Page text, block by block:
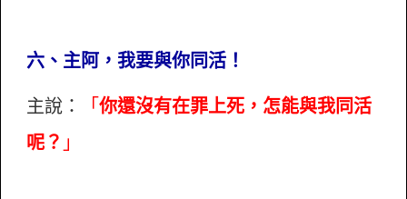
六、主阿，我要與你同活！
主說：
「你還沒有在罪上死，怎能與我同活
呢？ 」